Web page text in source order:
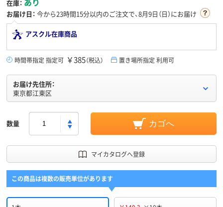
在庫：
お届け日： 今から23時間15分以内のご注文で、8月9日（日）にお届け
アスクル在庫商品
時間帯指定 指定可 ￥385（税込） 置き場所指定 利用可
お届け先住所：
東京都江東区
数量 カゴへ
マイカタログへ登録
この商品は複数の販売単位があります